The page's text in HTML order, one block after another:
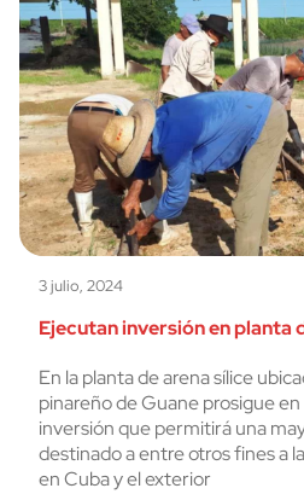
3 julio, 2024
Ejecutan inversión en planta
En la planta de arena sílice
pinareño de Guane prosigue
inversión que permitirá una
destinado a entre otros fines a
en Cuba y el exterior